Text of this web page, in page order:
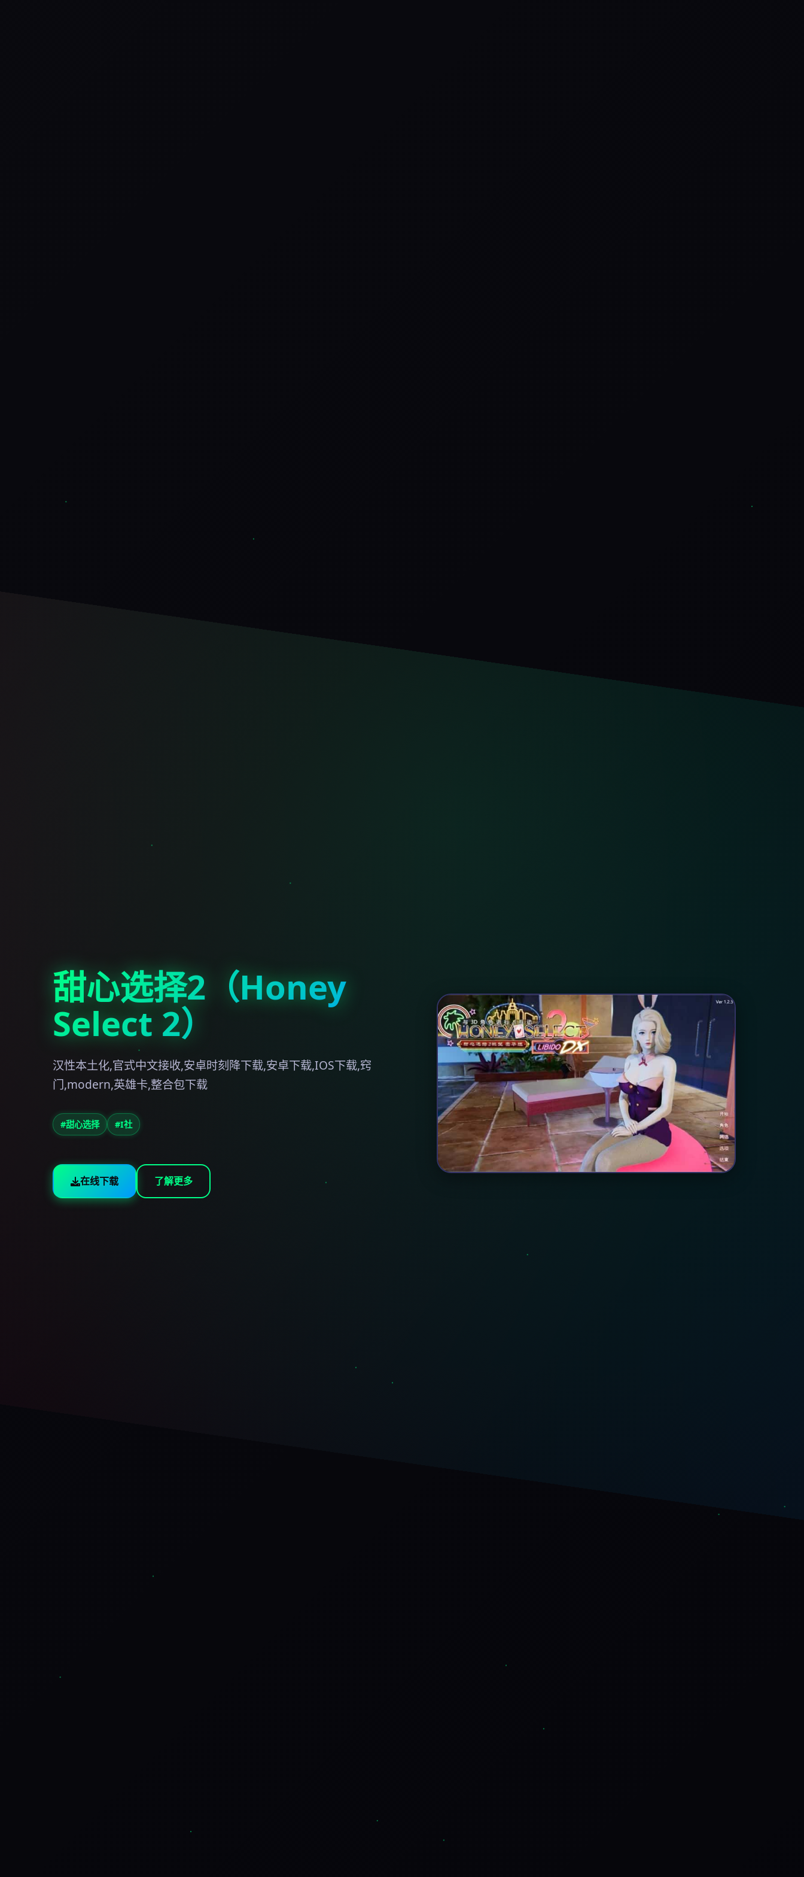
甜心选择2（Honey
Select 2）
汉性本土化,官式中文接收,安卓时刻降下载,安卓下载,IOS下载,窍
门,modern,英雄卡,整合包下载
#甜心选择 #I社
在线下载 了解更多